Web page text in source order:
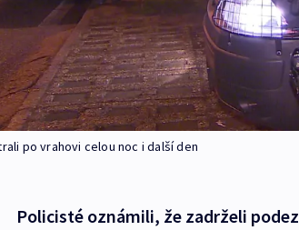
po vrahovi celou noc i další den
Policisté oznámili, že zadrželi